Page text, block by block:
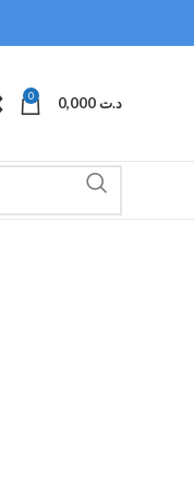
0 د.ت